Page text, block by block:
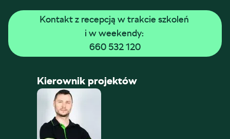
Kontakt z recepcją w trakcie szkoleń
i w weekendy:
660 532 120
Kierownik projektów